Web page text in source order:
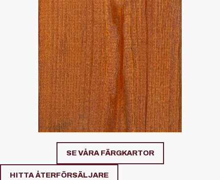
SE VÅRA FÄRGKARTOR
HITTA ÅTERFÖRSÄLJARE